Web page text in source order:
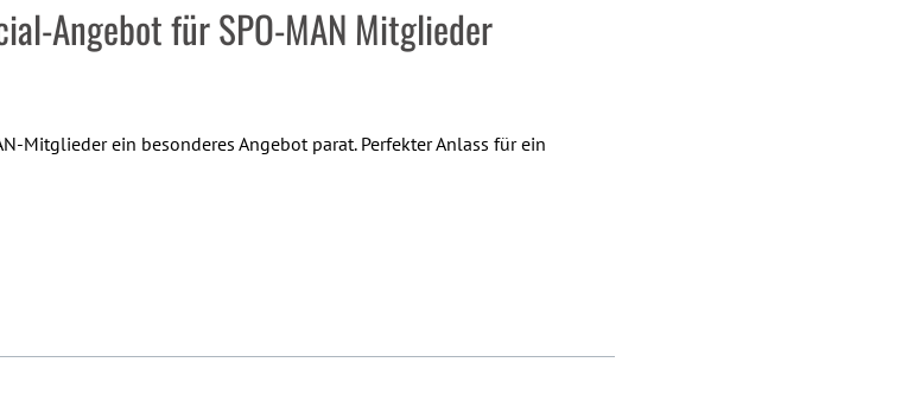
Angebot für SPO-MAN Mitglieder
Mitglieder ein besonderes Angebot parat. Perfekter Anlass für ein